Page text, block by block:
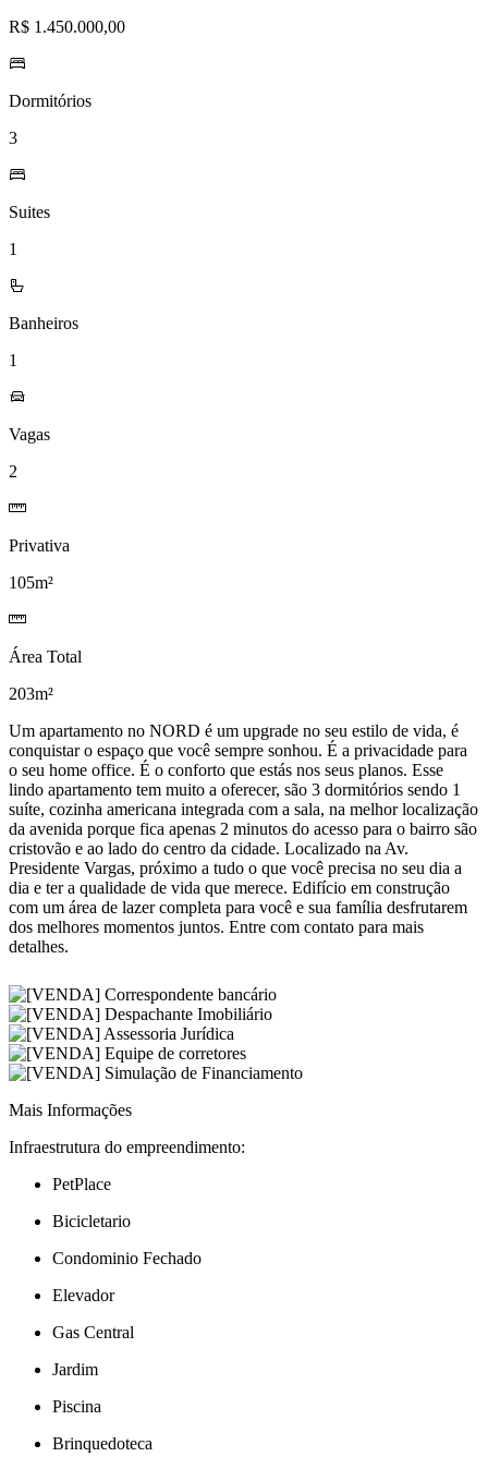
R$ 1.450.000,00
Dormitórios
3
Suites
1
Banheiros
1
Vagas
2
Privativa
105m²
Área Total
203m²
Um apartamento no NORD é um upgrade no seu estilo de vida, é
conquistar o espaço que você sempre sonhou. É a privacidade para
o seu home office. É o conforto que estás nos seus planos. Esse
lindo apartamento tem muito a oferecer, são 3 dormitórios sendo 1
suíte, cozinha americana integrada com a sala, na melhor localização
da avenida porque fica apenas 2 minutos do acesso para o bairro são
cristovão e ao lado do centro da cidade. Localizado na Av.
Presidente Vargas, próximo a tudo o que você precisa no seu dia a
dia e ter a qualidade de vida que merece. Edifício em construção
com um área de lazer completa para você e sua família desfrutarem
dos melhores momentos juntos. Entre com contato para mais
detalhes.
Mais Informações
Infraestrutura do empreendimento:
PetPlace
Bicicletario
Condominio Fechado
Elevador
Gas Central
Jardim
Piscina
Brinquedoteca